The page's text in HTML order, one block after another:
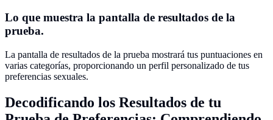
Lo que muestra la pantalla de resultados de la
prueba.
La pantalla de resultados de la prueba mostrará tus puntuaciones en
varias categorías, proporcionando un perfil personalizado de tus
preferencias sexuales.
Decodificando los Resultados de tu